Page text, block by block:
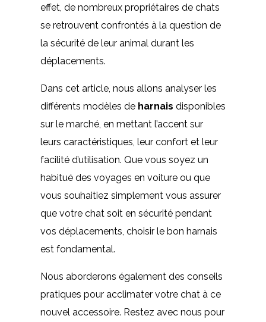
effet, de nombreux propriétaires de chats
se retrouvent confrontés à la question de
la sécurité de leur animal durant les
déplacements.
Dans cet article, nous allons analyser les
différents modèles de harnais disponibles
sur le marché, en mettant l’accent sur
leurs caractéristiques, leur confort et leur
facilité d’utilisation. Que vous soyez un
habitué des voyages en voiture ou que
vous souhaitiez simplement vous assurer
que votre chat soit en sécurité pendant
vos déplacements, choisir le bon harnais
est fondamental.
Nous aborderons également des conseils
pratiques pour acclimater votre chat à ce
nouvel accessoire. Restez avec nous pour